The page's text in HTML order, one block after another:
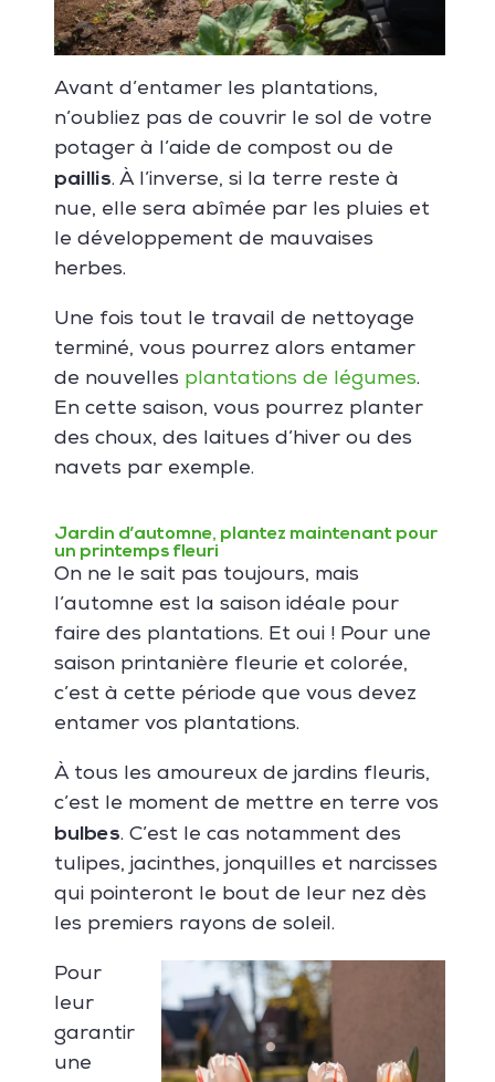
Avant d’entamer les plantations,
n’oubliez pas de couvrir le sol de votre
potager à l’aide de compost ou de
paillis. À l’inverse, si la terre reste à
nue, elle sera abîmée par les pluies et
le développement de mauvaises
herbes.
Une fois tout le travail de nettoyage
terminé, vous pourrez alors entamer
de nouvelles plantations de légumes.
En cette saison, vous pourrez planter
des choux, des laitues d’hiver ou des
navets par exemple.
Jardin d’automne, plantez maintenant pour
un printemps fleuri
On ne le sait pas toujours, mais
l’automne est la saison idéale pour
faire des plantations. Et oui ! Pour une
saison printanière fleurie et colorée,
c’est à cette période que vous devez
entamer vos plantations.
À tous les amoureux de jardins fleuris,
c’est le moment de mettre en terre vos
bulbes. C’est le cas notamment des
tulipes, jacinthes, jonquilles et narcisses
qui pointeront le bout de leur nez dès
les premiers rayons de soleil.
Pour
leur
garantir
une